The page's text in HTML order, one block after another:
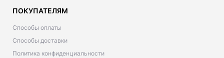
ПОКУПАТЕЛЯМ
Способы оплаты
Способы доставки
Политика конфиденциальности